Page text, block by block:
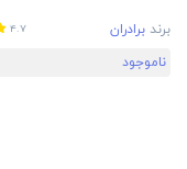
برند برادران 4.7
ناموجود